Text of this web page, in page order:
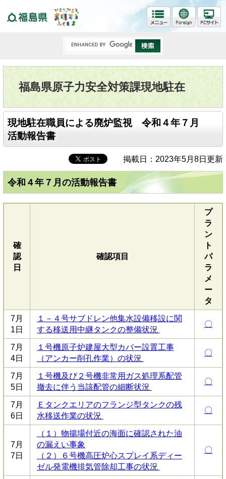
福島県原子力安全対策課現地駐在
現地駐在職員による廃炉監視 令和４年７月
活動報告書
掲載日：2023年5月8日更新
令和４年７月の活動報告書
確
認
日
確認項目
プ
ラ
ン
ト
パ
ラ
メ
ー
タ
7月
1日
１－４号サブドレン他集水設備移設に関
する移送用中継タンクの整備状況
〇
7月
4日
１号機原子炉建屋大型カバー設置工事
（アンカー削孔作業）の状況
〇
7月
5日
１号機及び２号機非常用ガス処理系配管
撤去に伴う当該配管の細断状況
〇
7月
6日
Ｅタンクエリアのフランジ型タンクの残
水移送作業の状況
〇
7月
7日
（１）物揚場付近の海面に確認された油
の漏えい事象
（２）６号機高圧炉心スプレイ系ディー
ゼル発電機排気管除却工事の状況
〇